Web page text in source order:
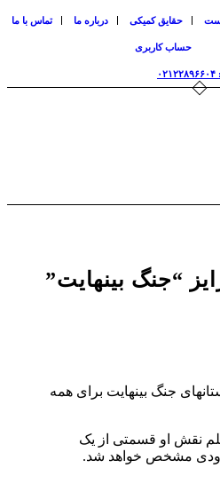
حقایق کمیکی درباره ما تماس با ما
حساب کاربری
“جنگ بینهایت”
جنگ بینهایت برای همه
نقش او قسمتی از یک
زودی مشخص خواهد شد.